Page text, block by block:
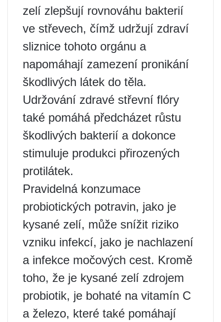
zelí zlepšují rovnováhu bakterií
ve střevech, čímž udržují zdraví
sliznice tohoto orgánu a
napomáhají zamezení pronikání
škodlivých látek do těla.
Udržování zdravé střevní flóry
také pomáhá předcházet růstu
škodlivých bakterií a dokonce
stimuluje produkci přirozených
protilátek.
Pravidelná konzumace
probiotických potravin, jako je
kysané zelí, může snížit riziko
vzniku infekcí, jako je nachlazení
a infekce močových cest. Kromě
toho, že je kysané zelí zdrojem
probiotik, je bohaté na vitamín C
a železo, které také pomáhají